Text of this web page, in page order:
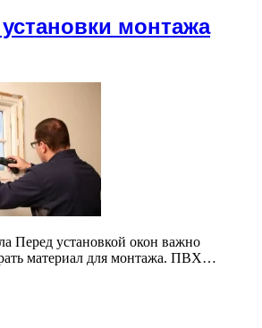
монтажа
Перед установкой окон важно
материал для монтажа. ПВХ…